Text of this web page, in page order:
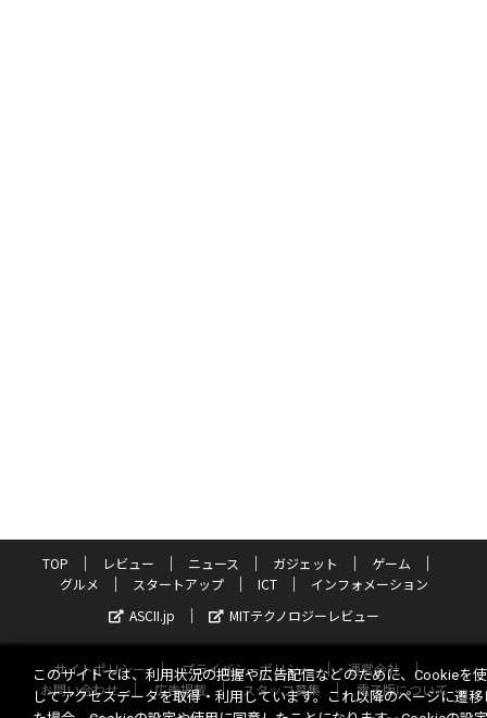
TOP レビュー ニュース ガジェット
ゲーム
グルメ
スタートアップ ICT
インフォメーション
ASCII.jp
MITテクノロジーレビュー
サイトポリシー プライバシーポリシー
運営会社
お問い合わせ
広告掲載 スタッフ募集
電子版について
このサイトでは、利用状況の把握や広告配信などのために、Cookieを
してアクセスデータを取得・利用しています。これ以降のページに遷移